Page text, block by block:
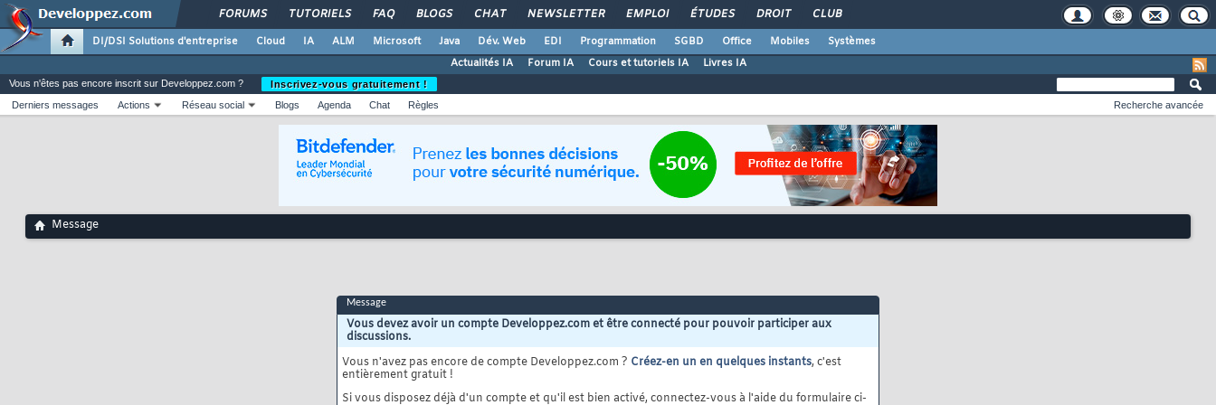
FORUMS TUTORIELS FAQ BLOGS CHAT NEWSLETTER EMPLOI ÉTUDES DROIT CLUB
DI/DSI Solutions d'entreprise Cloud IA ALM Microsoft Java Dév. Web EDI Programmation SGBD Office Mobiles
Systèmes
Actualités IA
Forum IA Cours et tutoriels IA Livres IA
Vous n'êtes pas encore inscrit sur Developpez.com ?
Inscrivez-vous gratuitement !
Derniers messages
Actions Réseau social Blogs Agenda Chat Règles Recherche avancée
Message
Message
Vous devez avoir un compte Developpez.com et être connecté pour pouvoir participer aux
discussions.
Vous n'avez pas encore de compte Developpez.com ? Créez-en un en quelques instants, c'est
entièrement gratuit !
Si vous disposez déjà d'un compte et qu'il est bien activé, connectez-vous à l'aide du formulaire ci-